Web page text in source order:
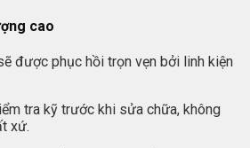
cao
được phục hồi trọn vẹn bởi linh kiện
tra kỹ trước khi sửa chữa, không
xứ.